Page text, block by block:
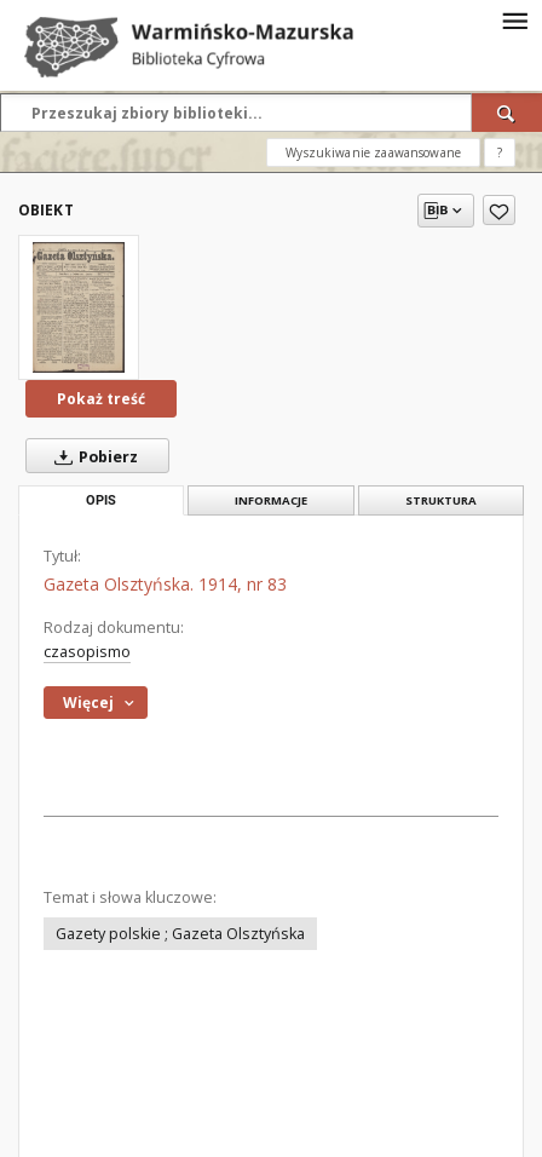
Wyszukiwanie zaawansowane ?
OBIEKT
Pokaż treść
Pobierz
OPIS INFORMACJE STRUKTURA
Tytuł:
Gazeta Olsztyńska. 1914, nr 83
Rodzaj dokumentu:
czasopismo
Więcej
Temat i słowa kluczowe:
Gazety polskie ; Gazeta Olsztyńska